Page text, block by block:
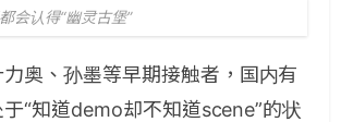
会认得“幽灵古堡”
奥、孙墨等早期接触者，国内有
“知道demo却不知道scene”的状